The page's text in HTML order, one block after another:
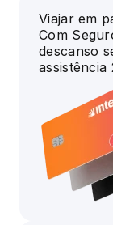
Viajar em
Com
descanso
assistência